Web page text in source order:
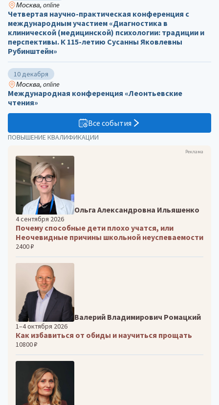
ПОВЫШЕНИЕ КВАЛИФИКАЦИИ
Реклама
Ольга Александровна Ильяшенко
4 сентября 2026
Почему способные дети плохо учатся, или
Неочевидные причины школьной неуспеваемости
2400 ₽
Валерий Владимирович Ромацкий
1–4 октября 2026
Как избавиться от обиды и научиться прощать
10800 ₽
Москва, online
Четвертая научно-практическая конференция с
международным участием «Диагностика в
клинической (медицинской) психологии: традиции и
перспективы. К 115-летию Сусанны Яковлевны
Рубинштейн»
10 декабря
Москва, online
Международная конференция «Леонтьевские
чтения»
Все события